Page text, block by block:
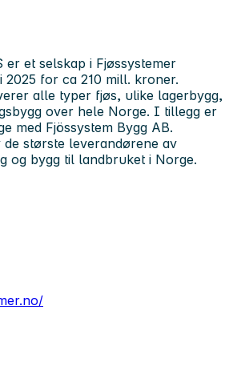
er et selskap i Fjøssystemer
2025 for ca 210 mill. kroner.
alle typer fjøs, ulike lagerbygg,
over hele Norge. I tillegg er
med Fjössystem Bygg AB.
de største leverandørene av
og bygg til landbruket i Norge.